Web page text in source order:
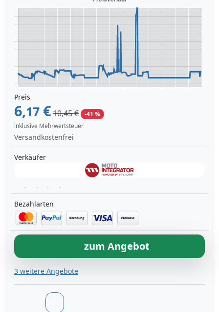
Preis
6,17 €10,45 €
-41 %
inklusive Mehrwertsteuer
Versandkostenfrei
Verkäufer
Bezahlarten
zum Angebot
3 weitere Angebote